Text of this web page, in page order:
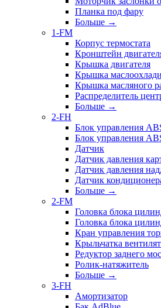
Планка под фару
Больше →
1-FM
Корпус термостата
Кронштейн
Крышка двигателя
Крышка
Крышка масляного
Распределитель
Больше →
2-FH
Блок управления
Блок управления
Датчик
Датчик давления
Датчик давления
Датчик
Больше →
2-FM
Головка блока
Головка блока
Кран управления
Крыльчатка
Редуктор заднего
Ролик-натяжитель
Больше →
3-FH
Амортизатор